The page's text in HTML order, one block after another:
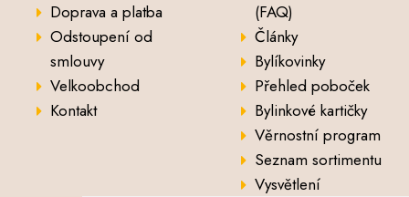
Doprava a platba
Odstoupení od
smlouvy
Velkoobchod
Kontakt
(FAQ)
Články
Bylíkovinky
Přehled poboček
Bylinkové kartičky
Věrnostní program
Seznam sortimentu
Vysvětlení